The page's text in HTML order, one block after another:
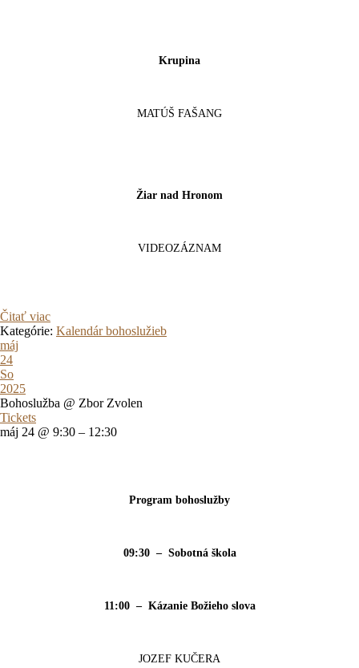
Krupina
MATÚŠ FAŠANG
Žiar nad Hronom
VIDEOZÁZNAM
Čitať viac
Kategórie: Kalendár bohoslužieb
máj
24
So
2025
Bohoslužba @ Zbor Zvolen
Tickets
máj 24 @ 9:30 – 12:30
Program bohoslužby
09:30 – Sobotná škola
11:00 – Kázanie Božieho slova
JOZEF KUČERA